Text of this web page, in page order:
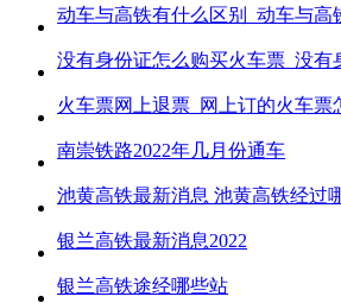
动车与高铁有什么区别_动车与高
没有身份证怎么购买火车票_没有
火车票网上退票_网上订的火车票
南崇铁路2022年几月份通车
池黄高铁最新消息 池黄高铁经过
银兰高铁最新消息2022
银兰高铁途经哪些站